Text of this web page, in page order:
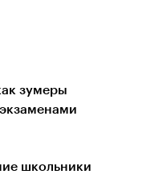
зумеры
школьники